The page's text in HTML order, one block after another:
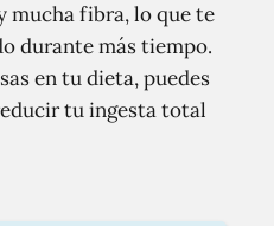
mucha fibra, lo que te
durante más tiempo.
en tu dieta, puedes
tu ingesta total